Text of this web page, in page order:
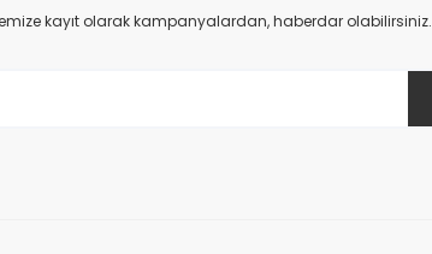
bilgiler bulunuyor.
kayıt olarak kampanyalardan, haberdar olabilirsiniz.